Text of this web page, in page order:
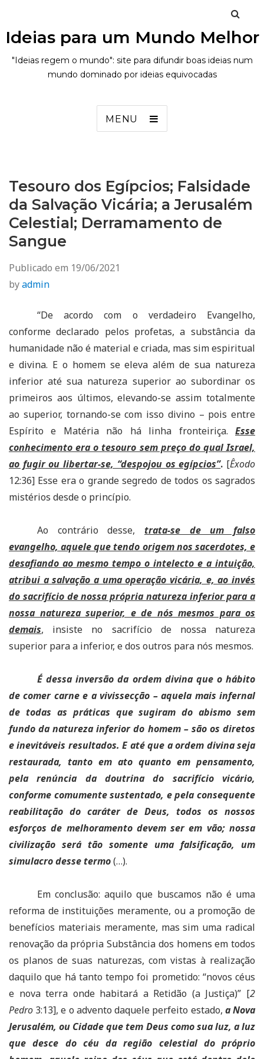
Ideias para um Mundo Melhor
"Ideias regem o mundo": site para difundir boas ideias num
mundo dominado por ideias equivocadas
MENU
Tesouro dos Egípcios; Falsidade
da Salvação Vicária; a Jerusalém
Celestial; Derramamento de
Sangue
Publicado em 19/06/2021
byadmin
“De acordo com o verdadeiro Evangelho,
conforme declarado pelos profetas, a substância da
humanidade não é material e criada, mas sim espiritual
e divina. E o homem se eleva além de sua natureza
inferior até sua natureza superior ao subordinar os
primeiros aos últimos, elevando-se assim totalmente
ao superior, tornando-se com isso divino – pois entre
Espírito e Matéria não há linha fronteiriça. Esse
conhecimento era o tesouro sem preço do qual Israel,
ao fugir ou libertar-se, “despojou os egípcios”. [Êxodo
12:36] Esse era o grande segredo de todos os sagrados
mistérios desde o princípio.
Ao contrário desse, trata-se de um falso
evangelho, aquele que tendo origem nos sacerdotes, e
desafiando ao mesmo tempo o intelecto e a intuição,
atribui a salvação a uma operação vicária, e, ao invés
do sacrifício de nossa própria natureza inferior para a
nossa natureza superior, e de nós mesmos para os
demais, insiste no sacrifício de nossa natureza
superior para a inferior, e dos outros para nós mesmos.
É dessa inversão da ordem divina que o hábito
de comer carne e a vivissecção – aquela mais infernal
de todas as práticas que sugiram do abismo sem
fundo da natureza inferior do homem – são os diretos
e inevitáveis resultados. E até que a ordem divina seja
restaurada, tanto em ato quanto em pensamento,
pela renúncia da doutrina do sacrifício vicário,
conforme comumente sustentado, e pela consequente
reabilitação do caráter de Deus, todos os nossos
esforços de melhoramento devem ser em vão; nossa
civilização será tão somente uma falsificação, um
simulacro desse termo(…).
Em conclusão: aquilo que buscamos não é uma
reforma de instituições meramente, ou a promoção de
benefícios materiais meramente, mas sim uma radical
renovação da própria Substância dos homens em todos
os planos de suas naturezas, com vistas à realização
daquilo que há tanto tempo foi prometido: “novos céus
e nova terra onde habitará a Retidão (a Justiça)” [2
Pedro 3:13], e o advento daquele perfeito estado, a Nova
Jerusalém, ou Cidade que tem Deus como sua luz, a luz
que desce do céu da região celestial do próprio